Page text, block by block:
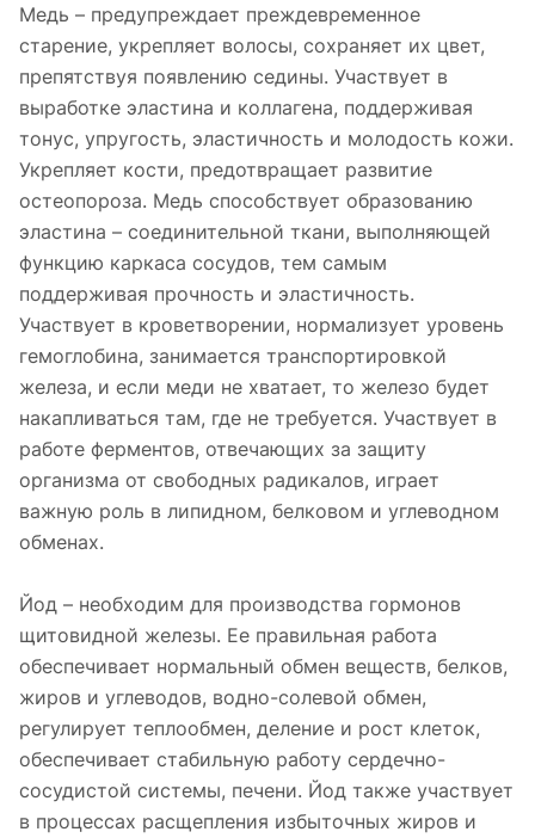
Медь – предупреждает преждевременное
старение, укрепляет волосы, сохраняет их цвет,
препятствуя появлению седины. Участвует в
выработке эластина и коллагена, поддерживая
тонус, упругость, эластичность и молодость кожи.
Укрепляет кости, предотвращает развитие
остеопороза. Медь способствует образованию
эластина – соединительной ткани, выполняющей
функцию каркаса сосудов, тем самым
поддерживая прочность и эластичность.
Участвует в кроветворении, нормализует уровень
гемоглобина, занимается транспортировкой
железа, и если меди не хватает, то железо будет
накапливаться там, где не требуется. Участвует в
работе ферментов, отвечающих за защиту
организма от свободных радикалов, играет
важную роль в липидном, белковом и углеводном
обменах.
Йод – необходим для производства гормонов
щитовидной железы. Ее правильная работа
обеспечивает нормальный обмен веществ, белков,
жиров и углеводов, водно-солевой обмен,
регулирует теплообмен, деление и рост клеток,
обеспечивает стабильную работу сердечно-
сосудистой системы, печени. Йод также участвует
в процессах расщепления избыточных жиров и